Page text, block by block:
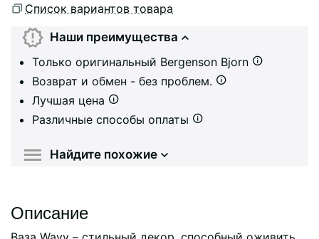
Список вариантов товара
Наши преимущества
Только оригинальный Bergenson Bjorn
Возврат и обмен - без проблем.
Лучшая цена
Различные способы оплаты
Найдите похожие
Описание